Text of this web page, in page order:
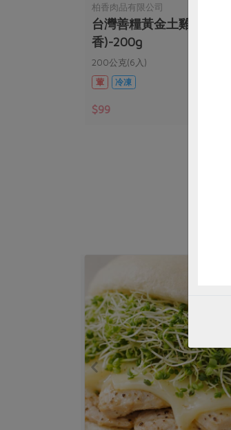
柏香肉品有限公司
台灣善糧黃金土雞二節翅(
香)-200g
200公克(6入)
葷
冷凍
$99